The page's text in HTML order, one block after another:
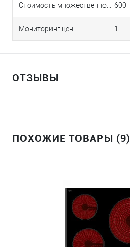
600
Мониторинг цен 1
ОТЗЫВЫ
ПОХОЖИЕ ТОВАРЫ (9)